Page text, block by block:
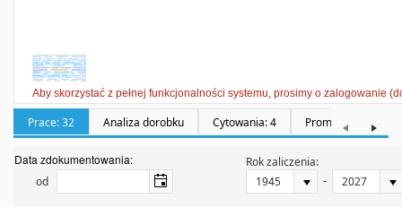
Aby skorzystać z pełnej funkcjonalności systemu, prosimy o zalogowanie
Prace: 32 Analiza dorobku Cytowania: 4 Promotorstwa: 0
Data zdokumentowania:
od
Rok zaliczenia:
-